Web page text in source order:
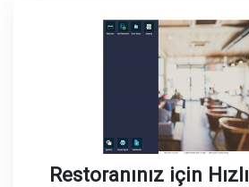
Restoranınız için